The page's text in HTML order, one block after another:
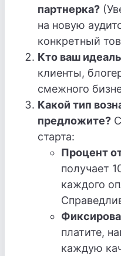
партнерка?
на новую
конкретный
Кто ваш
клиенты,
смежного
Какой тип
предложите?
старта:
Процент
получает
каждого
платите,
каждую